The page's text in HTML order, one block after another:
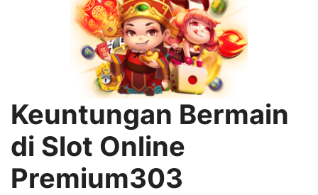
Keuntungan Bermain
di Slot Online
Premium303